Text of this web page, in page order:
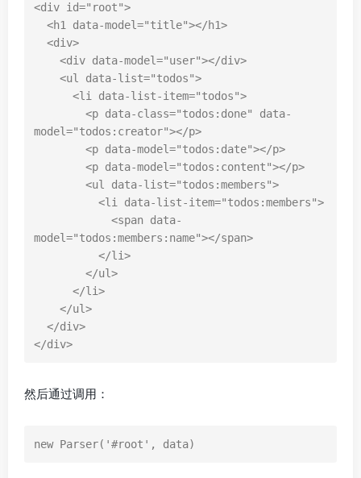
<div id="root">
<h1 data-model="title"></h1>
<div>
<div data-model="user"></div>
<ul data-list="todos">
<li data-list-item="todos">
<p data-class="todos:done"
data-
model="todos:creator"></p>
<p data-model="todos:date"></p>
<p data-model="todos:content"></p>
<ul data-list="todos:members">
<li data-list-item="todos:members">
<span data-
model="todos:members:name"></span>
</li>
</ul>
</li>
</ul>
</div>
</div>
然后通过调用：
new Parser( '#root' , data)